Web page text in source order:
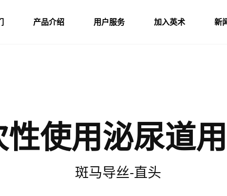
产品介绍 用户服务 加入英术 新
使用泌尿道
斑马导丝-直头